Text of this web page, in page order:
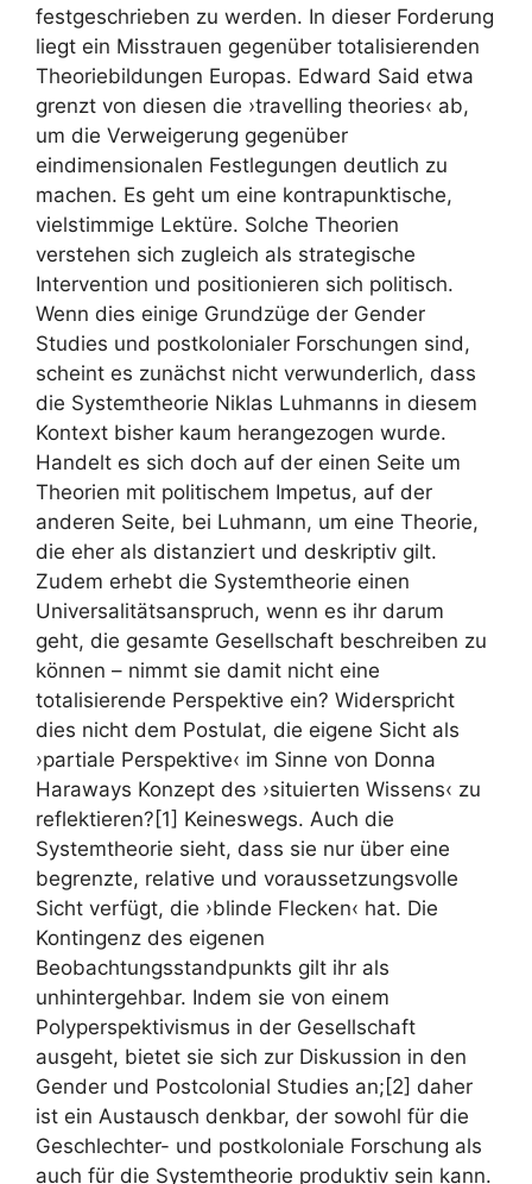
festgeschrieben zu werden. In dieser Forderung
liegt ein Misstrauen gegenüber totalisierenden
Theoriebildungen Europas. Edward Said etwa
grenzt von diesen die ›travelling theories‹ ab,
um die Verweigerung gegenüber
eindimensionalen Festlegungen deutlich zu
machen. Es geht um eine kontrapunktische,
vielstimmige Lektüre. Solche Theorien
verstehen sich zugleich als strategische
Intervention und positionieren sich politisch.
Wenn dies einige Grundzüge der Gender
Studies und postkolonialer Forschungen sind,
scheint es zunächst nicht verwunderlich, dass
die Systemtheorie Niklas Luhmanns in diesem
Kontext bisher kaum herangezogen wurde.
Handelt es sich doch auf der einen Seite um
Theorien mit politischem Impetus, auf der
anderen Seite, bei Luhmann, um eine Theorie,
die eher als distanziert und deskriptiv gilt.
Zudem erhebt die Systemtheorie einen
Universalitätsanspruch, wenn es ihr darum
geht, die gesamte Gesellschaft beschreiben zu
können – nimmt sie damit nicht eine
totalisierende Perspektive ein? Widerspricht
dies nicht dem Postulat, die eigene Sicht als
›partiale Perspektive‹ im Sinne von Donna
Haraways Konzept des ›situierten Wissens‹ zu
reflektieren?[1] Keineswegs. Auch die
Systemtheorie sieht, dass sie nur über eine
begrenzte, relative und voraussetzungsvolle
Sicht verfügt, die ›blinde Flecken‹ hat. Die
Kontingenz des eigenen
Beobachtungsstandpunkts gilt ihr als
unhintergehbar. Indem sie von einem
Polyperspektivismus in der Gesellschaft
ausgeht, bietet sie sich zur Diskussion in den
Gender und Postcolonial Studies an;[2] daher
ist ein Austausch denkbar, der sowohl für die
Geschlechter- und postkoloniale Forschung als
auch für die Systemtheorie produktiv sein kann.